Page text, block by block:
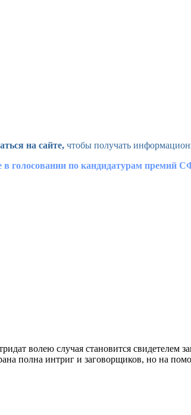
на сайте, чтобы получать
в голосовании по кандидатурам премий
волею случая становится свидетелем
полна интриг и заговорщиков, но на